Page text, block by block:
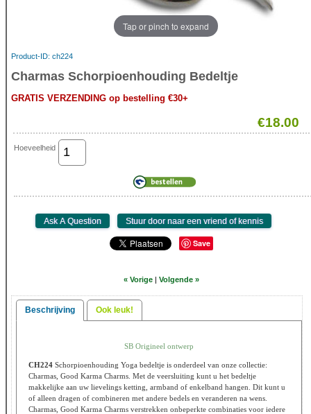
Tap or pinch to expand
Product-ID ch224
Charmas Schorpioenhouding Bedeltje
GRATIS VERZENDING op bestelling €30+
€18.00
Hoeveelheid
Save
« Vorige | Volgende »
Beschrijving Ook leuk!
SB Origineel ontwerp
CH224 Schorpioenhouding Yoga bedeltje is onderdeel van onze collectie:
Charmas, Good Karma Charms. Met de veersluiting kunt u het bedeltje
makkelijke aan uw lievelings ketting, armband of enkelband hangen. Dit kunt u
of alleen dragen of combineren met andere bedels en veranderen na wens.
Charmas, Good Karma Charms verstrekken onbeperkte combinaties voor iedere